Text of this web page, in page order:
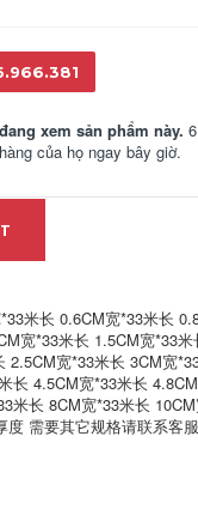
xem sản phẩm này.
của họ ngay bây giờ.
米长 0.6CM宽*33米长
宽*33米长 1.5CM宽*33
2.5CM宽*33米长 3CM宽
长 4.5CM宽*33米长
米长 8CM宽*33米长
度 需要其它规格请联系客服